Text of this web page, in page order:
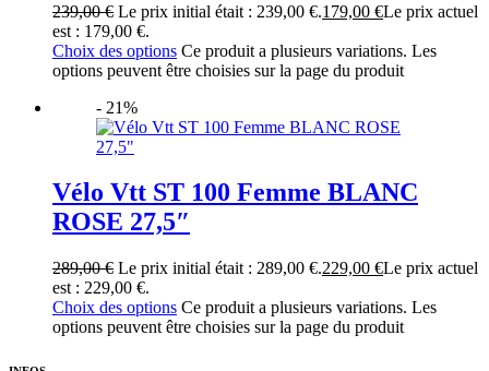
239,00€ Le prix initial était : 239,00 €.179,00 €Le prix actuel
est : 179,00 €.
Choix des options Ce produit a plusieurs variations. Les
options peuvent être choisies sur la page du produit
- 21%
Vélo Vtt ST 100 Femme BLANC
ROSE 27,5″
289,00€ Le prix initial était : 289,00 €.229,00 €Le prix actuel
est : 229,00 €.
Choix des options Ce produit a plusieurs variations. Les
options peuvent être choisies sur la page du produit